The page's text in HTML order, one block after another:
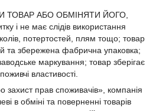
ТОВАР АБО ОБМІНЯТИ ЙОГО,
і не має слідів використання
потертостей, плям тощо; товар
та збережена фабрична упаковка;
маркування; товар зберігає
властивості.
захист прав споживачів», компанія
в обміні та поверненні товарів